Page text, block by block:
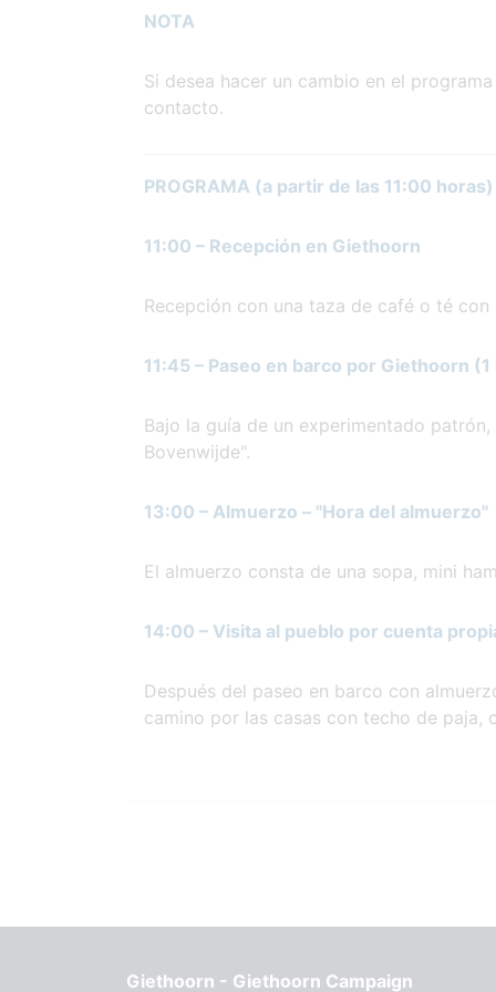
NOTA
Si desea hacer un cambio en el
contacto.
PROGRAMA (a partir de las 11:00 horas)
11:00 – Recepción en Giethoorn
Recepción con una taza de café o té
11:45 – Paseo en barco por Giethoorn (1
Bajo la guía de un experimentado
Bovenwijde".
13:00 – Almuerzo – "Hora del almuerzo"
El almuerzo consta de una sopa, mini
14:00 – Visita al pueblo por cuenta
Después del paseo en barco con
camino por las casas con techo de paja,
Giethoorn - Giethoorn Campaign